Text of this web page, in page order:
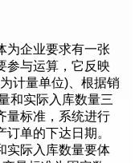
为企业要求有一张
参与运算，它反映
计量单位)、根据销
和实际入库数量三
量标准，系统进行
单的下达日期。
实际入库数量要体